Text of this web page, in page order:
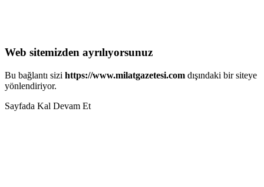
Web sitemizden ayrılıyorsunuz
Bu bağlantı sizi https://www.milatgazetesi.com dışındaki bir siteye
yönlendiriyor.
Sayfada Kal Devam Et